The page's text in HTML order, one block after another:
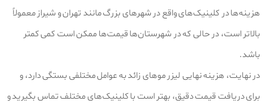
هزینه‌ها در کلینیک‌های واقع در شهرهای بزرگ مانند تهران و شیراز معمولاً
بالاتر است، در حالی که در شهرستان‌ها قیمت‌ها ممکن است کمی کمتر
باشد.
در نهایت، هزینه نهایی لیزر موهای زائد به عوامل مختلفی بستگی دارد، و
برای دریافت قیمت دقیق، بهتر است با کلینیک‌های مختلف تماس بگیرید و